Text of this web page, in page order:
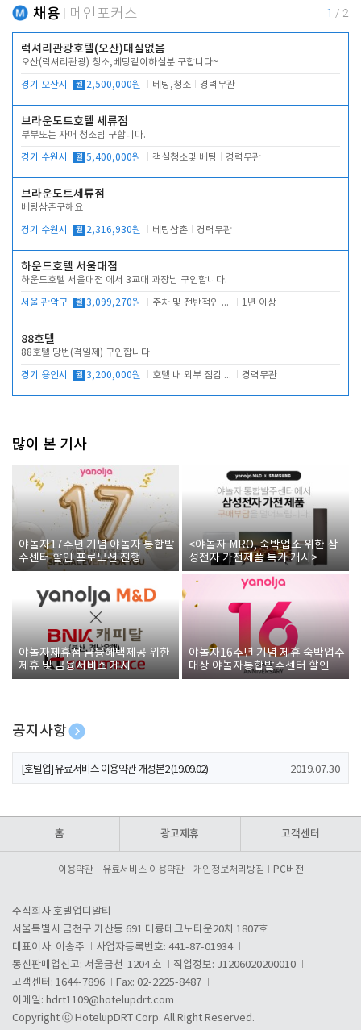
채용 메인포커스 1 / 2
럭셔리관광호텔(오산)대실없음
오산(럭셔리관광) 청소,베팅같이하실분 구합니다~
경기 오산시 월 2,500,000원 베팅,청소 경력무관
브라운도트호텔 세류점
부부또는 자매 청소팀 구합니다.
경기 수원시 월 5,400,000원 객실청소및 베팅 경력무관
브라운도트세류점
베팅삼촌구해요
경기 수원시 월 2,316,930원 베팅삼촌 경력무관
하운드호텔 서울대점
하운드호텔 서울대점 에서 3교대 과장님 구인합니다.
서울 관악구 월 3,099,270원 주차 및 전반적인 당번업무 1년 이상
88호텔
88호텔 당번(격일제) 구인합니다
경기 용인시 월 3,200,000원 호텔 내 외부 점검 및 프런트 운영 경력무관
많이 본 기사
야놀자17주년 기념 야놀자 통합발
주센터 할인 프로모션 진행
<야놀자 MRO, 숙박업소 위한 삼
성전자 가전제품 특가 개시>
야놀자제휴점 금융혜택제공 위한
제휴 및 금융서비스 게시
야놀자16주년 기념 제휴 숙박업주
대상 야놀자통합발주센터 할인쿠
폰 증정
공지사항
[호텔업] 개인정보 처리방침 개정본1 (19.09.02)
[호텔업] 유료서비스 이용약관 개정본2 (19.09.02) 2019.07.30
홈 광고제휴 고객센터
이용약관 유료서비스 이용약관 개인정보처리방침 PC버전
주식회사 호텔업디알티
서울특별시 금천구 가산동 691 대륭테크노타운20차 1807호
대표이사: 이송주
사업자등록번호: 441-87-01934
통신판매업신고: 서울금천-1204 호
직업정보: J1206020200010
고객센터: 1644-7896
Fax: 02-2225-8487
이메일: hdrt1109@hotelupdrt.com
Copyright ⓒ HotelupDRT Corp. All Right Reserved.